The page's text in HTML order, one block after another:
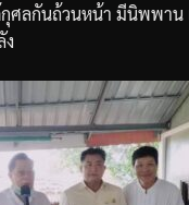
ศลกันถ้วนหน้า มีนิพพาน